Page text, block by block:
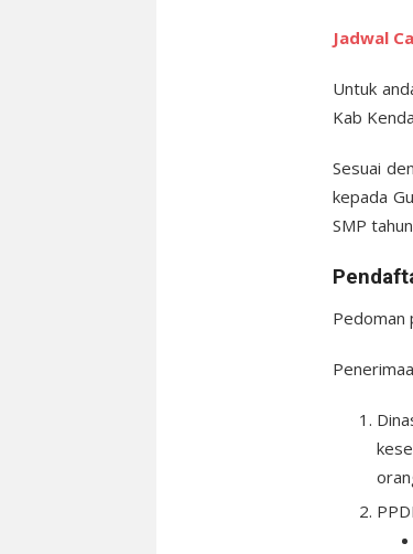
Jadwal
Untuk
Kab
Sesuai
kepada
SMP
Pedoman